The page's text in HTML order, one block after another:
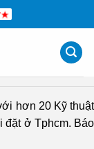
hơn 20 Kỹ thuật
đặt ở Tphcm. Báo